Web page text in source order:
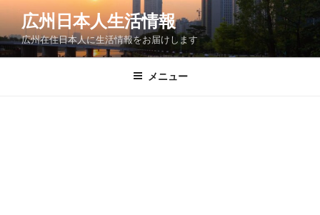
コ
ン
テ
ン
広州日本人生活情報
広州在住日本人に生活情報をお届けします
メニュー